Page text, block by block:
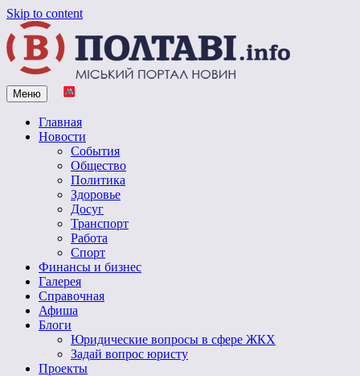
Skip to content
Vpoltave.info
Полтавский портал новостей
Меню
Главная
Новости
События
Общество
Политика
Здоровье
Досуг
Транспорт
Работа
Спорт
Финансы и бизнес
Галерея
Справочная
Афиша
Блоги
Юридические вопросы в сфере ЖКХ
Задай вопрос юристу
Проекты